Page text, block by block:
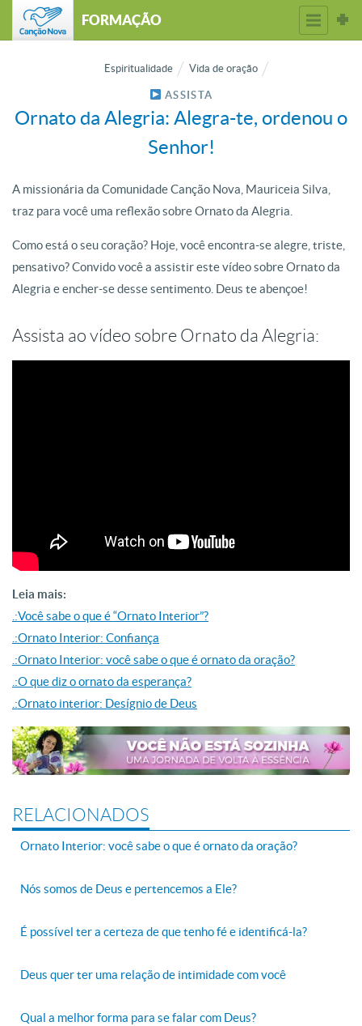
FORMAÇÃO
Espiritualidade Vida de oração
ASSISTA
Ornato da Alegria: Alegra-te, ordenou o
Senhor!
A missionária da Comunidade Canção Nova, Mauriceia Silva,
traz para você uma reflexão sobre Ornato da Alegria.
Como está o seu coração? Hoje, você encontra-se alegre, triste,
pensativo? Convido você a assistir este vídeo sobre Ornato da
Alegria e encher-se desse sentimento. Deus te abençoe!
Assista ao vídeo sobre Ornato da Alegria:
Leia mais:
.:Você sabe o que é “Ornato Interior”?
.:Ornato Interior: Confiança
.:Ornato Interior: você sabe o que é ornato da oração?
.:O que diz o ornato da esperança?
.:Ornato interior: Desígnio de Deus
RELACIONADOS
Ornato Interior: você sabe o que é ornato da oração?
Nós somos de Deus e pertencemos a Ele?
É possível ter a certeza de que tenho fé e identificá-la?
Deus quer ter uma relação de intimidade com você
Qual a melhor forma para se falar com Deus?